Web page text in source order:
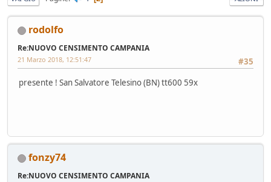
rodolfo
Re:NUOVO CENSIMENTO CAMPANIA
#35
21 Marzo 2018, 12:51:47
presente ! San Salvatore Telesino (BN) tt600 59x
fonzy74
Re:NUOVO CENSIMENTO CAMPANIA